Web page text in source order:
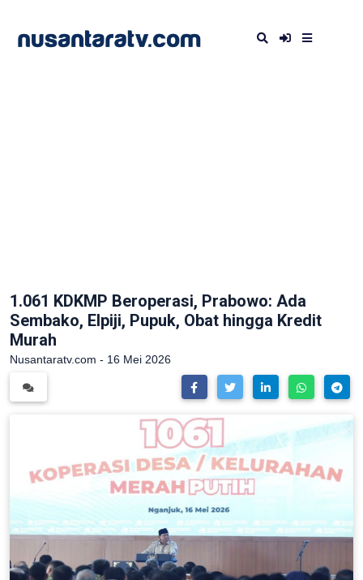
1.061 KDKMP Beroperasi, Prabowo: Ada
Sembako, Elpiji, Pupuk, Obat hingga Kredit
Murah
Nusantaratv.com - 16 Mei 2026